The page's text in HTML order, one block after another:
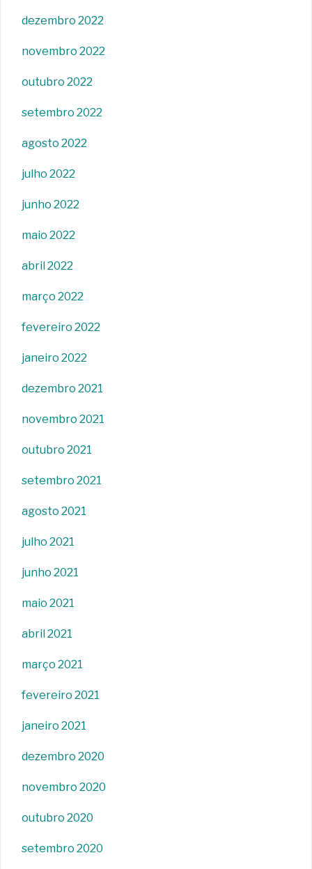
dezembro 2022
novembro 2022
outubro 2022
setembro 2022
agosto 2022
julho 2022
junho 2022
maio 2022
abril 2022
março 2022
fevereiro 2022
janeiro 2022
dezembro 2021
novembro 2021
outubro 2021
setembro 2021
agosto 2021
julho 2021
junho 2021
maio 2021
abril 2021
março 2021
fevereiro 2021
janeiro 2021
dezembro 2020
novembro 2020
outubro 2020
setembro 2020